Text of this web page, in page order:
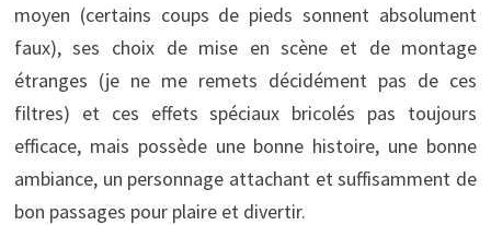
moyen (certains coups de pieds sonnent absolument
faux), ses choix de mise en scène et de montage
étranges (je ne me remets décidément pas de ces
filtres) et ces effets spéciaux bricolés pas toujours
efficace, mais possède une bonne histoire, une bonne
ambiance, un personnage attachant et suffisamment de
bon passages pour plaire et divertir.